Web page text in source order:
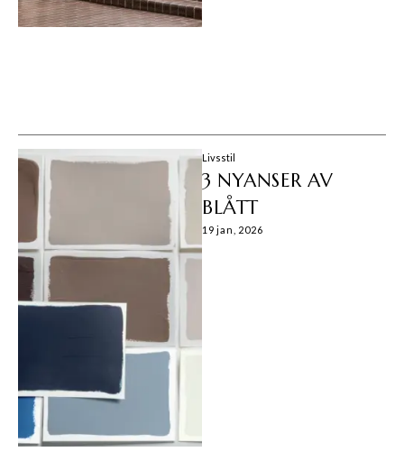
Livsstil
3 NYANSER AV
BLÅTT
19 jan, 2026